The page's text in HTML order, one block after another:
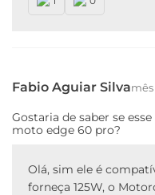
Moto G71, Moto G200,
Motorola razr 40,
Moto g77, Motorola
50, Moto G85, Moto
Hyper e Lenovo Legion
Fabio Aguiar Silva
Gostaria de saber se
moto edge 60 pro?
Olá, sim ele é
forneça 125W, o